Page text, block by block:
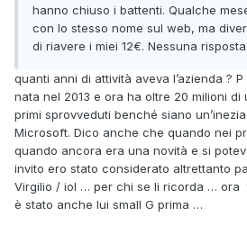
hanno chiuso i battenti. Qualche
con lo stesso nome sul web, ma
di riavere i miei 12€. Nessuna risposta.
quanti anni di attività aveva l’azienda ?
nata nel 2013 e ora ha oltre 20 milioni di
primi sprovveduti benché siano
Microsoft. Dico anche che quando nei
quando ancora era una novità e si
invito ero stato considerato altrettanto
Virgilio / iol … per chi se li ricorda … ora
è stato anche lui small G prima …